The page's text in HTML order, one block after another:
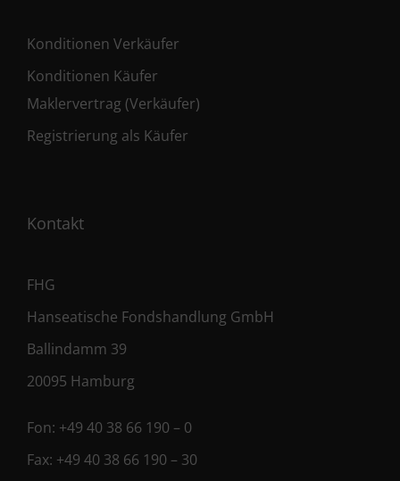
Konditionen Verkäufer
Konditionen Käufer
Maklervertrag (Verkäufer)
Registrierung als Käufer
Kontakt
FHG
Hanseatische Fondshandlung GmbH
Ballindamm 39
20095 Hamburg
Fon: +49 40 38 66 190 – 0
Fax: +49 40 38 66 190 – 30